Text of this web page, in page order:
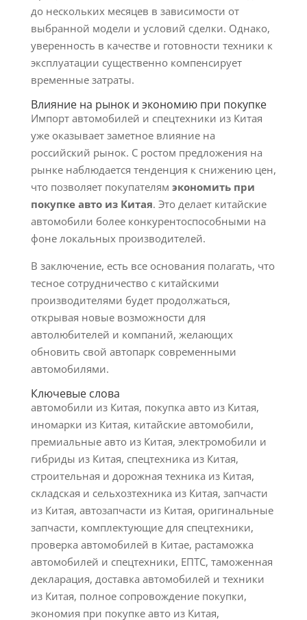
до нескольких месяцев в зависимости от
выбранной модели и условий сделки. Однако,
уверенность в качестве и готовности техники к
эксплуатации существенно компенсирует
временные затраты.
Влияние на рынок и экономию при покупке
Импорт автомобилей и спецтехники из Китая
уже оказывает заметное влияние на
российский рынок. С ростом предложения на
рынке наблюдается тенденция к снижению цен,
что позволяет покупателям экономить при
покупке авто из Китая. Это делает китайские
автомобили более конкурентоспособными на
фоне локальных производителей.
В заключение, есть все основания полагать, что
тесное сотрудничество с китайскими
производителями будет продолжаться,
открывая новые возможности для
автолюбителей и компаний, желающих
обновить свой автопарк современными
автомобилями.
Ключевые слова
автомобили из Китая, покупка авто из Китая,
иномарки из Китая, китайские автомобили,
премиальные авто из Китая, электромобили и
гибриды из Китая, спецтехника из Китая,
строительная и дорожная техника из Китая,
складская и сельхозтехника из Китая, запчасти
из Китая, автозапчасти из Китая, оригинальные
запчасти, комплектующие для спецтехники,
проверка автомобилей в Китае, растаможка
автомобилей и спецтехники, ЕПТС, таможенная
декларация, доставка автомобилей и техники
из Китая, полное сопровождение покупки,
экономия при покупке авто из Китая,